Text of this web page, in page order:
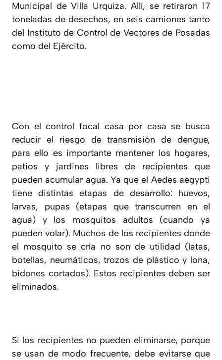
Municipal de Villa Urquiza. Allí, se retiraron 17
toneladas de desechos, en seis camiones tanto
del Instituto de Control de Vectores de Posadas
como del Ejército.
Con el control focal casa por casa se busca
reducir el riesgo de transmisión de dengue,
para ello es importante mantener los hogares,
patios y jardines libres de recipientes que
pueden acumular agua. Ya que el Aedes aegypti
tiene distintas etapas de desarrollo: huevos,
larvas, pupas (etapas que transcurren en el
agua) y los mosquitos adultos (cuando ya
pueden volar). Muchos de los recipientes donde
el mosquito se cría no son de utilidad (latas,
botellas, neumáticos, trozos de plástico y lona,
bidones cortados). Estos recipientes deben ser
eliminados.
Si los recipientes no pueden eliminarse, porque
se usan de modo frecuente, debe evitarse que